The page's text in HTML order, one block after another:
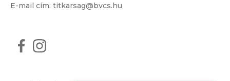
E-mail cím: titkarsag@bvcs.hu